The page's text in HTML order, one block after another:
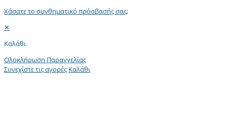
Χάσατε το συνθηματικό πρόσβασής σας;
✕
Καλάθι
Ολοκλήρωση Παραγγελίας
Συνεχίστε τις αγορές Καλάθι